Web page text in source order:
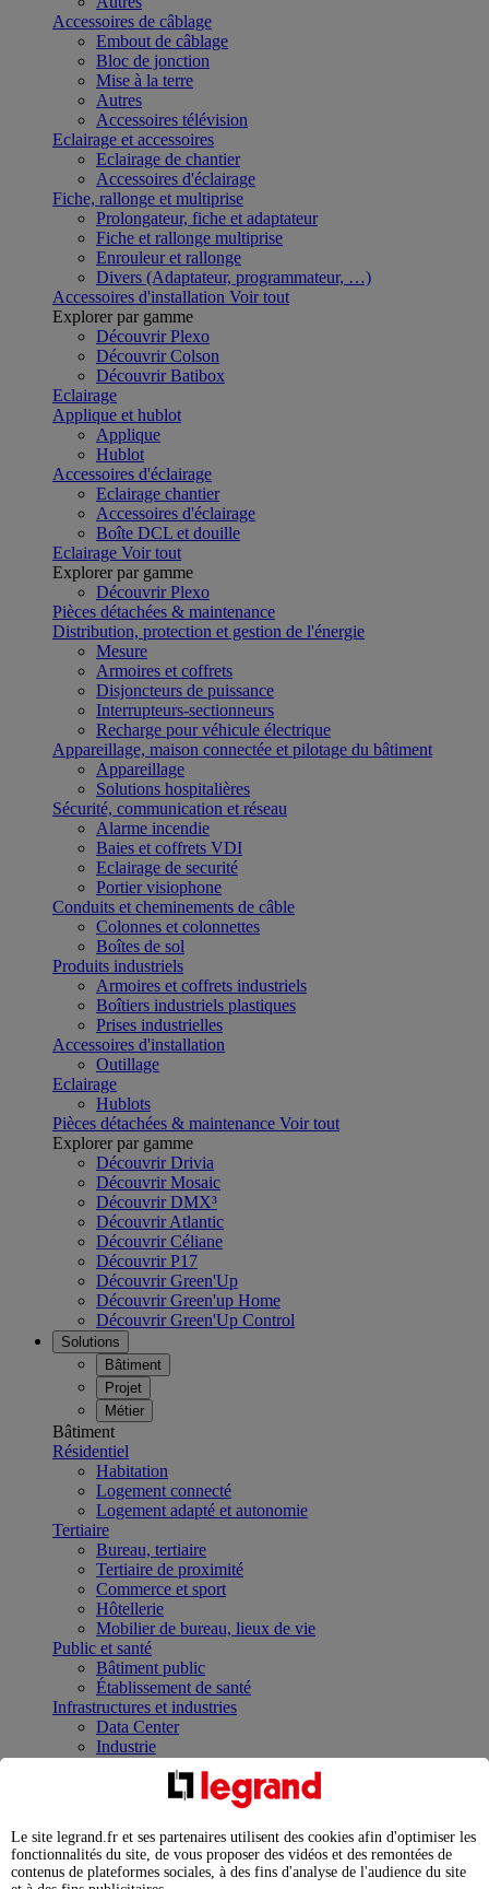
Accessoires de câblage
Embout de câblage
Bloc de jonction
Mise à la terre
Autres
Accessoires télévision
Eclairage et accessoires
Eclairage de chantier
Accessoires d'éclairage
Fiche, rallonge et multiprise
Prolongateur, fiche et adaptateur
Fiche et rallonge multiprise
Enrouleur et rallonge
Divers (Adaptateur, programmateur, …)
Accessoires d'installation Voir tout
Explorer par gamme
Découvrir Plexo
Découvrir Colson
Découvrir Batibox
Eclairage
Applique et hublot
Applique
Hublot
Accessoires d'éclairage
Eclairage chantier
Accessoires d'éclairage
Boîte DCL et douille
Eclairage Voir tout
Explorer par gamme
Découvrir Plexo
Pièces détachées & maintenance
Distribution, protection et gestion de l'énergie
Mesure
Armoires et coffrets
Disjoncteurs de puissance
Interrupteurs-sectionneurs
Recharge pour véhicule électrique
Appareillage, maison connectée et pilotage du bâtiment
Appareillage
Solutions hospitalières
Sécurité, communication et réseau
Alarme incendie
Baies et coffrets VDI
Eclairage de securité
Portier visiophone
Conduits et cheminements de câble
Colonnes et colonnettes
Boîtes de sol
Produits industriels
Armoires et coffrets industriels
Boîtiers industriels plastiques
Prises industrielles
Accessoires d'installation
Outillage
Eclairage
Hublots
Pièces détachées & maintenance Voir tout
Explorer par gamme
Découvrir Drivia
Découvrir Mosaic
Découvrir DMX³
Découvrir Atlantic
Découvrir Céliane
Découvrir P17
Découvrir Green'Up
Découvrir Green'up Home
Découvrir Green'Up Control
Solutions
Bâtiment
Projet
Métier
Bâtiment
Résidentiel
Habitation
Logement connecté
Logement adapté et autonomie
Tertiaire
Bureau, tertiaire
Tertiaire de proximité
Commerce et sport
Hôtellerie
Mobilier de bureau, lieux de vie
Public et santé
Bâtiment public
Établissement de santé
Infrastructures et industries
Data Center
Industrie
Infrastructures
Contrôler et planifier le fonctionnement des appareils
Répartir et optimiser son tableau électrique
Legrand Data Center Solutions : concentrer les
expertises au service de vos performances
Le site legrand.fr et ses partenaires utilisent des cookies afin d'optimiser les
fonctionnalités du site, de vous proposer des vidéos et des remontées de
contenus de plateformes sociales, à des fins d'analyse de l'audience du site